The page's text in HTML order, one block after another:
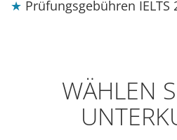
Prüfungsgebühren IELTS
WÄHLEN